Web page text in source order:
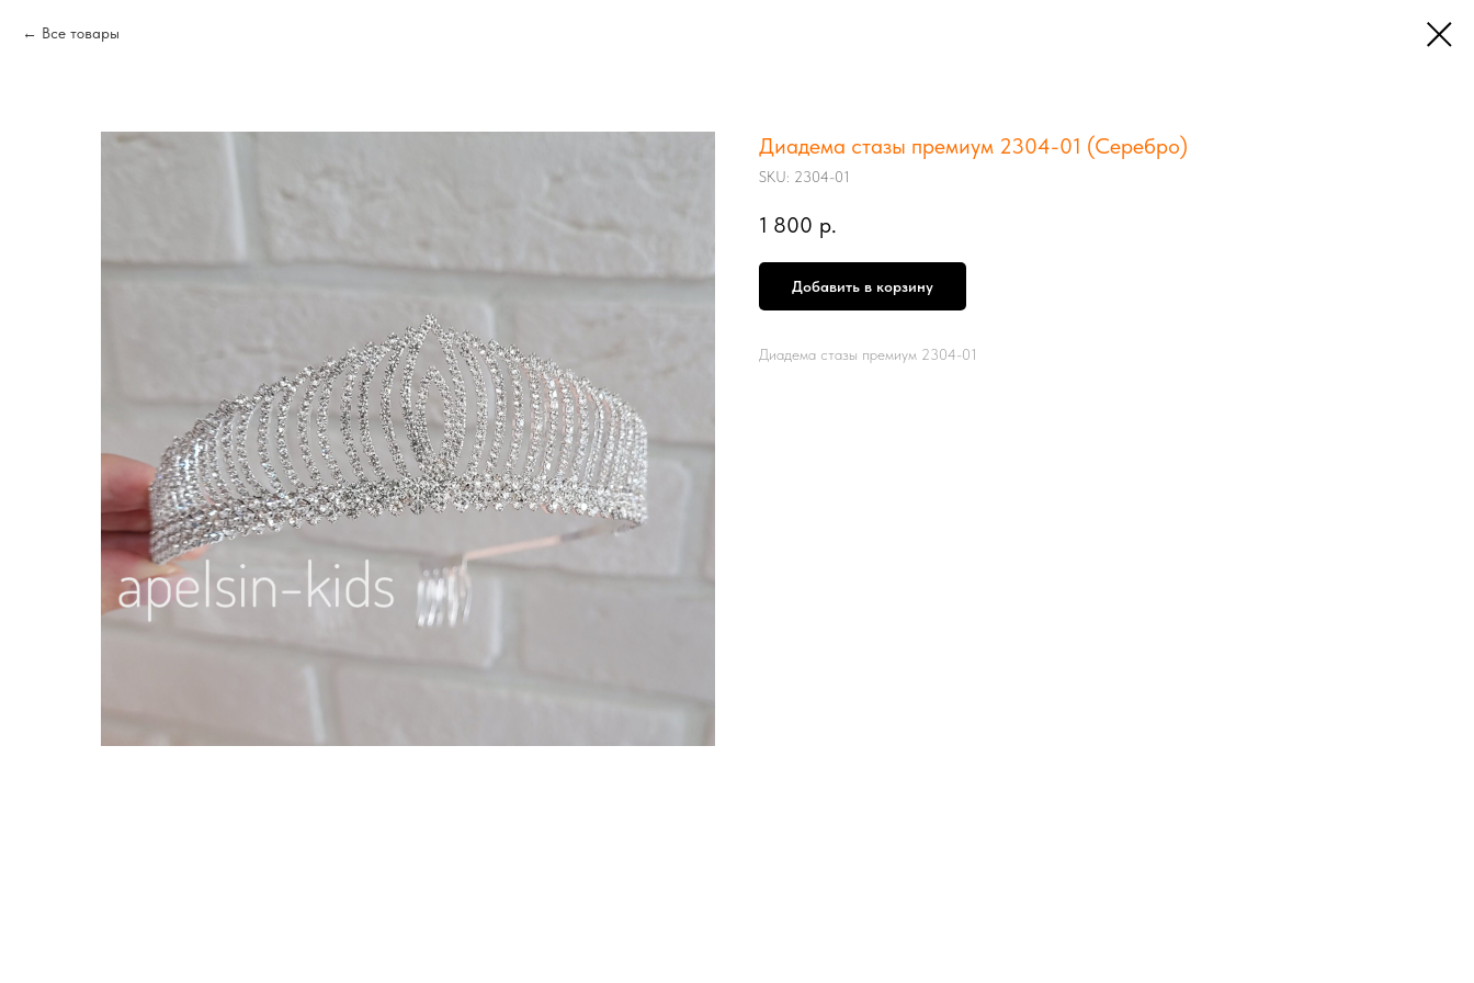
Все товары
Диадема стазы премиум 2304-01 (Серебро)
SKU: 2304-01
1 800 р.
Добавить в корзину
Диадема стазы премиум 2304-01